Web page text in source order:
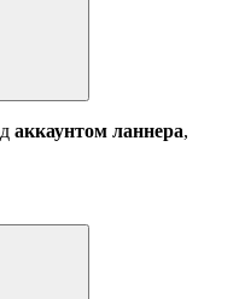
аккаунтом ланнера,